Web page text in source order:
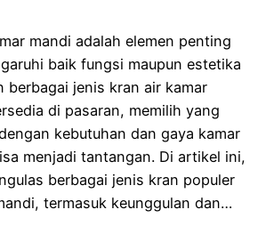
mandi adalah elemen penting
baik fungsi maupun estetika
berbagai jenis kran air kamar
di pasaran, memilih yang
kebutuhan dan gaya kamar
menjadi tantangan. Di artikel ini,
berbagai jenis kran populer
termasuk keunggulan dan…